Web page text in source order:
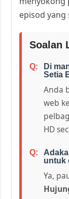
episod yang
Soalan
Di
Setia
Anda
web
HD
untuk
Ya,